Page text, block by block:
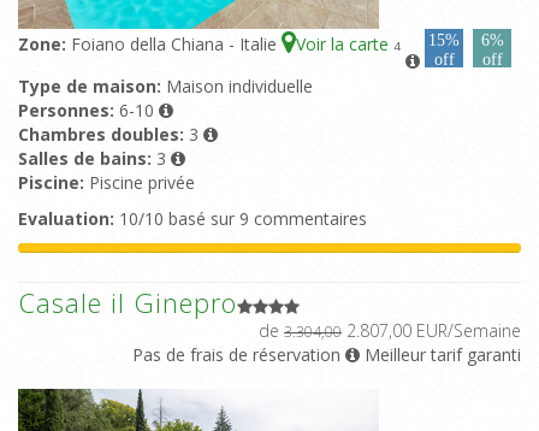
Zone: Foiano della Chiana - Italie Voir la carte 4
15%
off
6%
off
Type de maison: Maison individuelle
Personnes: 6-10
Chambres doubles: 3
Salles de bains: 3
Piscine: Piscine privée
Evaluation: 10/10 basé sur 9 commentaires
Casale il Ginepro
de 3.304,00 2.807,00 EUR/Semaine
Pas de frais de réservation
Meilleur tarif garanti